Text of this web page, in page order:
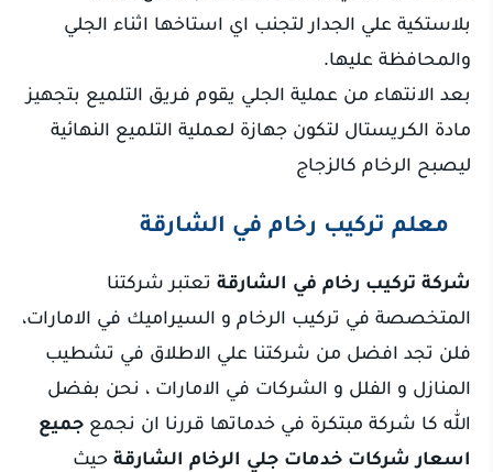
بلاستكية علي الجدار لتجنب اي استاخها اثناء الجلي
والمحافظة عليها.
بعد الانتهاء من عملية الجلي يقوم فريق التلميع بتجهيز
مادة الكريستال لتكون جهازة لعملية التلميع النهائية
ليصبح الرخام كالزجاج
معلم تركيب رخام في الشارقة
شركة تركيب رخام في الشارقة تعتبر شركتنا
المتخصصة في تركيب الرخام و السيراميك في الامارات،
فلن تجد افضل من شركتنا علي الاطلاق في تشطيب
المنازل و الفلل و الشركات في الامارات ، نحن بفضل
الله كا شركة مبتكرة في خدماتها قررنا ان نجمع جميع
اسعار شركات خدمات جلي الرخام الشارقة حيث